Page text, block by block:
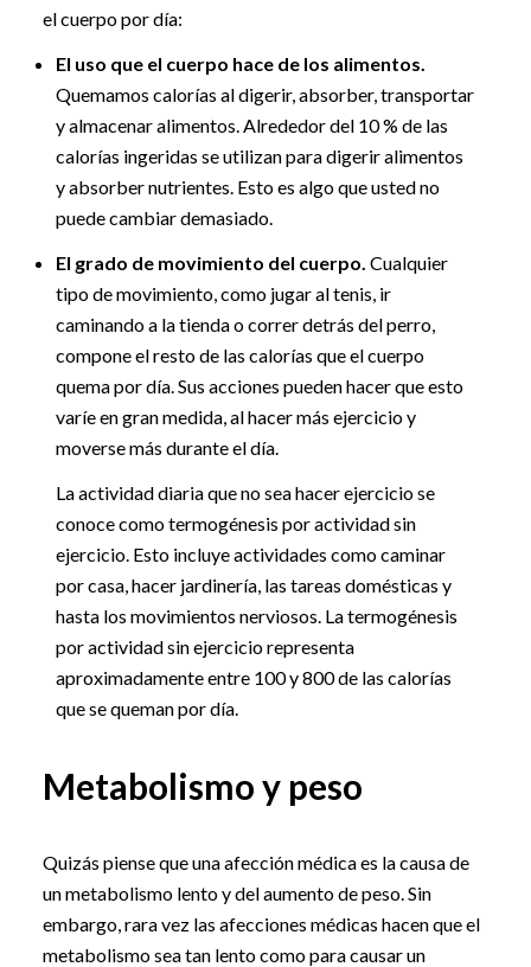
el cuerpo por día:
El uso que el cuerpo hace de los alimentos.
Quemamos calorías al digerir, absorber, transportar
y almacenar alimentos. Alrededor del 10 % de las
calorías ingeridas se utilizan para digerir alimentos
y absorber nutrientes. Esto es algo que usted no
puede cambiar demasiado.
El grado de movimiento del cuerpo. Cualquier
tipo de movimiento, como jugar al tenis, ir
caminando a la tienda o correr detrás del perro,
compone el resto de las calorías que el cuerpo
quema por día. Sus acciones pueden hacer que esto
varíe en gran medida, al hacer más ejercicio y
moverse más durante el día.
La actividad diaria que no sea hacer ejercicio se
conoce como termogénesis por actividad sin
ejercicio. Esto incluye actividades como caminar
por casa, hacer jardinería, las tareas domésticas y
hasta los movimientos nerviosos. La termogénesis
por actividad sin ejercicio representa
aproximadamente entre 100 y 800 de las calorías
que se queman por día.
Metabolismo y peso
Quizás piense que una afección médica es la causa de
un metabolismo lento y del aumento de peso. Sin
embargo, rara vez las afecciones médicas hacen que el
metabolismo sea tan lento como para causar un